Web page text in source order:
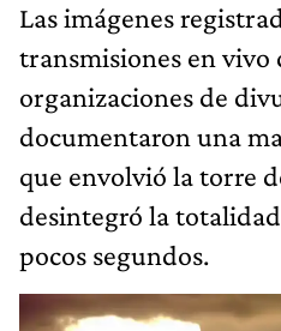
Las imágenes
transmisiones en vivo
organizaciones de
documentaron una
que envolvió la torre
desintegró la
pocos segundos.